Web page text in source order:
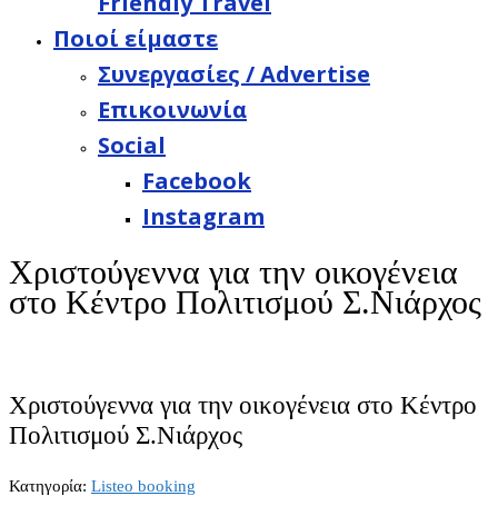
Ποιοί είμαστε
Συνεργασίες / Advertise
Επικοινωνία
Social
Facebook
Instagram
Χριστούγεννα για την οικογένεια
στο Κέντρο Πολιτισμού Σ.Νιάρχος
Χριστούγεννα για την οικογένεια στο Κέντρο
Πολιτισμού Σ.Νιάρχος
Κατηγορία: Listeo booking